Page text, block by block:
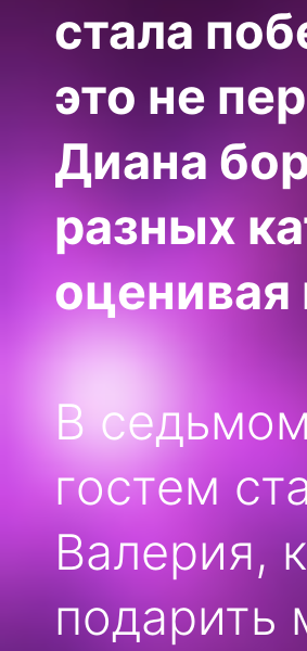
стала
это не
Диана
разных
оценивая
В
гостем
Валерия,
подарить